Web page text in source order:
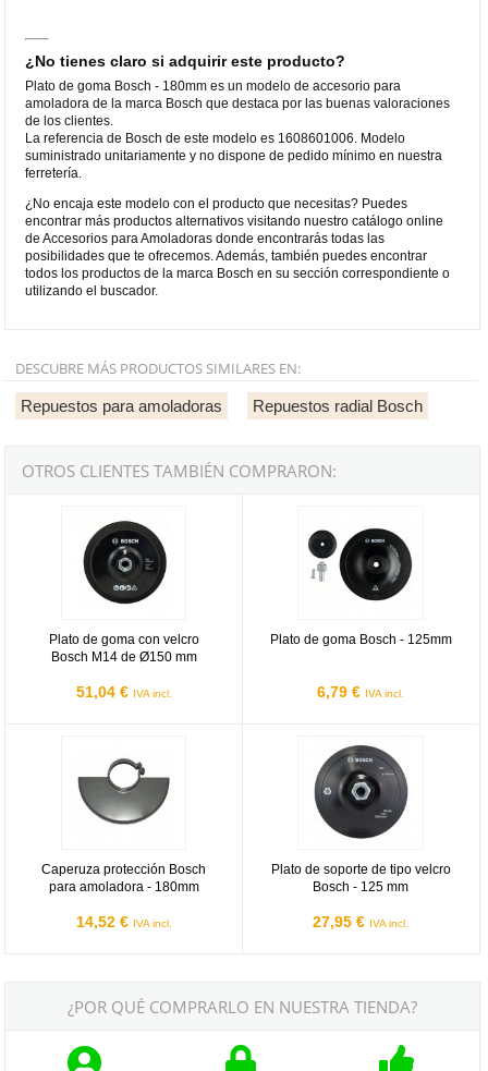
¿No tienes claro si adquirir este producto?
Plato de goma Bosch - 180mm es un modelo de accesorio para
amoladora de la marca Bosch que destaca por las buenas valoraciones
de los clientes.
La referencia de Bosch de este modelo es 1608601006. Modelo
suministrado unitariamente y no dispone de pedido mínimo en nuestra
ferretería.
¿No encaja este modelo con el producto que necesitas? Puedes
encontrar más productos alternativos visitando nuestro catálogo online
de Accesorios para Amoladoras donde encontrarás todas las
posibilidades que te ofrecemos. Además, también puedes encontrar
todos los productos de la marca Bosch en su sección correspondiente o
utilizando el buscador.
DESCUBRE MÁS PRODUCTOS SIMILARES EN:
Repuestos para amoladoras Repuestos radial Bosch
OTROS CLIENTES TAMBIÉN COMPRARON:
Plato de goma con velcro
Bosch M14 de Ø150 mm
51,04 € IVA incl.
Plato de goma Bosch - 125mm
6,79 € IVA incl.
Caperuza protección Bosch
para amoladora - 180mm
14,52 € IVA incl.
Plato de soporte de tipo velcro
Bosch - 125 mm
27,95 € IVA incl.
¿POR QUÉ COMPRARLO EN NUESTRA TIENDA?